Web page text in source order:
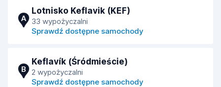
A
Lotnisko Keflavik (KEF)
33 wypożyczalni
Sprawdź dostępne samochody
B
Keflavík (Śródmieście)
2 wypożyczalni
Sprawdź dostępne samochody